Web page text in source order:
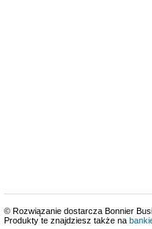
© Rozwiązanie dostarcza Bonnier
Produkty te znajdziesz także na